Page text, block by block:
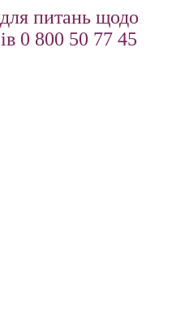
питань щодо
0 800 50 77 45